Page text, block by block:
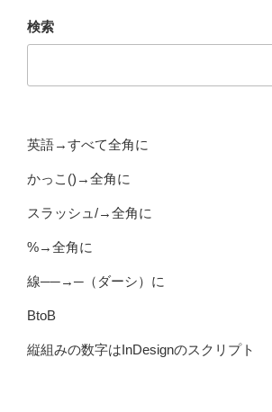
検索
英語→すべて全角に
かっこ()→全角に
スラッシュ/→全角に
%→全角に
線──→─（ダーシ）に
BtoB
縦組みの数字はInDesignのスクリプト